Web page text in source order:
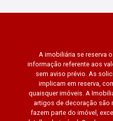
A imobiliária se reserva
informação referente aos
sem aviso prévio. As
implicam em reserva,
quaisquer imóveis. A
artigos de decoração são
fazem parte do imóvel,